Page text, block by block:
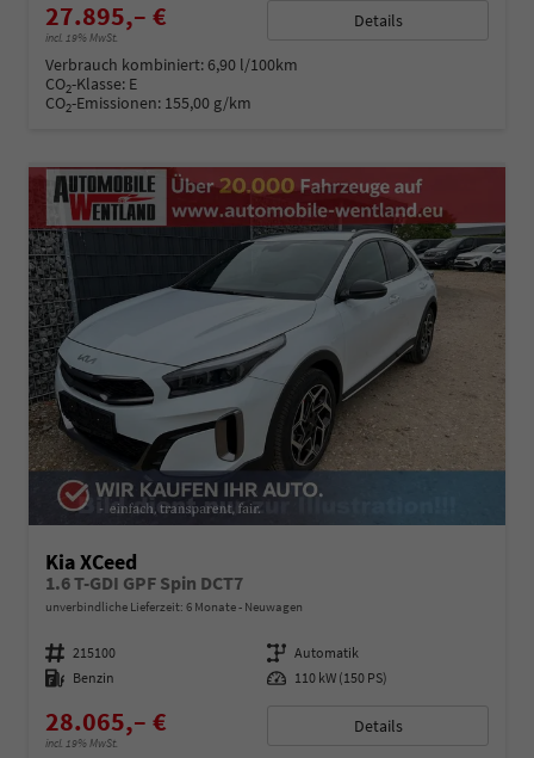
27.895,– €
incl. 19% MwSt.
Details
Verbrauch kombiniert:6,90 l/100km
CO2-Klasse: E
CO2-Emissionen: 155,00 g/km
Kia XCeed
1.6 T-GDI GPF Spin DCT7
unverbindliche Lieferzeit: 6 Monate Neuwagen
Fahrzeugnummer 215100 Getriebe Automatik
Kraftstoff Benzin Leistung 110 kW (150 PS)
28.065,– €
incl. 19% MwSt.
Details